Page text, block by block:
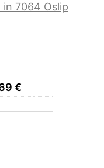
in 7064 Oslip
€